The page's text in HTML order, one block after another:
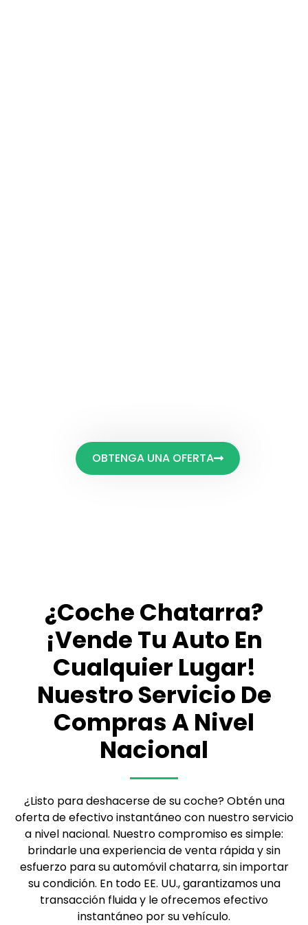
OBTENGA UNA OFERTA
¿Coche Chatarra?
¡Vende Tu Auto En
Cualquier Lugar!
Nuestro Servicio De
Compras A Nivel
Nacional
¿Listo para deshacerse de su coche? Obtén una
oferta de efectivo instantáneo con nuestro servicio
a nivel nacional. Nuestro compromiso es simple:
brindarle una experiencia de venta rápida y sin
esfuerzo para su automóvil chatarra, sin importar
su condición. En todo EE. UU., garantizamos una
transacción fluida y le ofrecemos efectivo
instantáneo por su vehículo.